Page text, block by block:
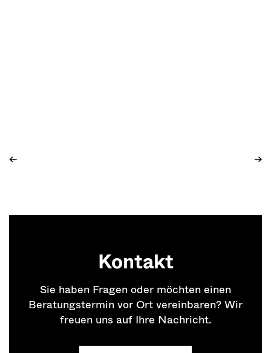
← →
Kontakt
Sie haben Fragen oder möchten einen
Beratungstermin vor Ort vereinbaren? Wir
freuen uns auf Ihre Nachricht.